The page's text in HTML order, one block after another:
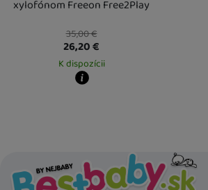
xylofónom Freeon Free2Play
35,00€
26,20€
K dispozícii